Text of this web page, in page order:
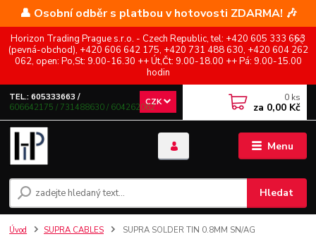
👤 Osobní odběr s platbou v hotovosti ZDARMA! 🎶
Horizon Trading Prague s.r.o. - Czech Republic, tel: +420 605 333 663
(pevná-obchod), +420 606 642 175, +420 731 488 630, +420 604 262
062, open: Po,St: 9.00-16.30 ++ Út,Čt: 9.00-18.00 ++ Pá: 9.00-15.00
hodin
Menu
CZK
Hledat
TEL.: 605333663 /
606642175 / 731488630 / 604262062
0 ks
za 0,00 Kč
Úvod SUPRA CABLES SUPRA SOLDER TIN 0.8MM SN/AG